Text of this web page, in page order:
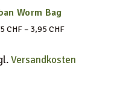
Worm Bag
CHF– 3,95 CHF
Versandkosten